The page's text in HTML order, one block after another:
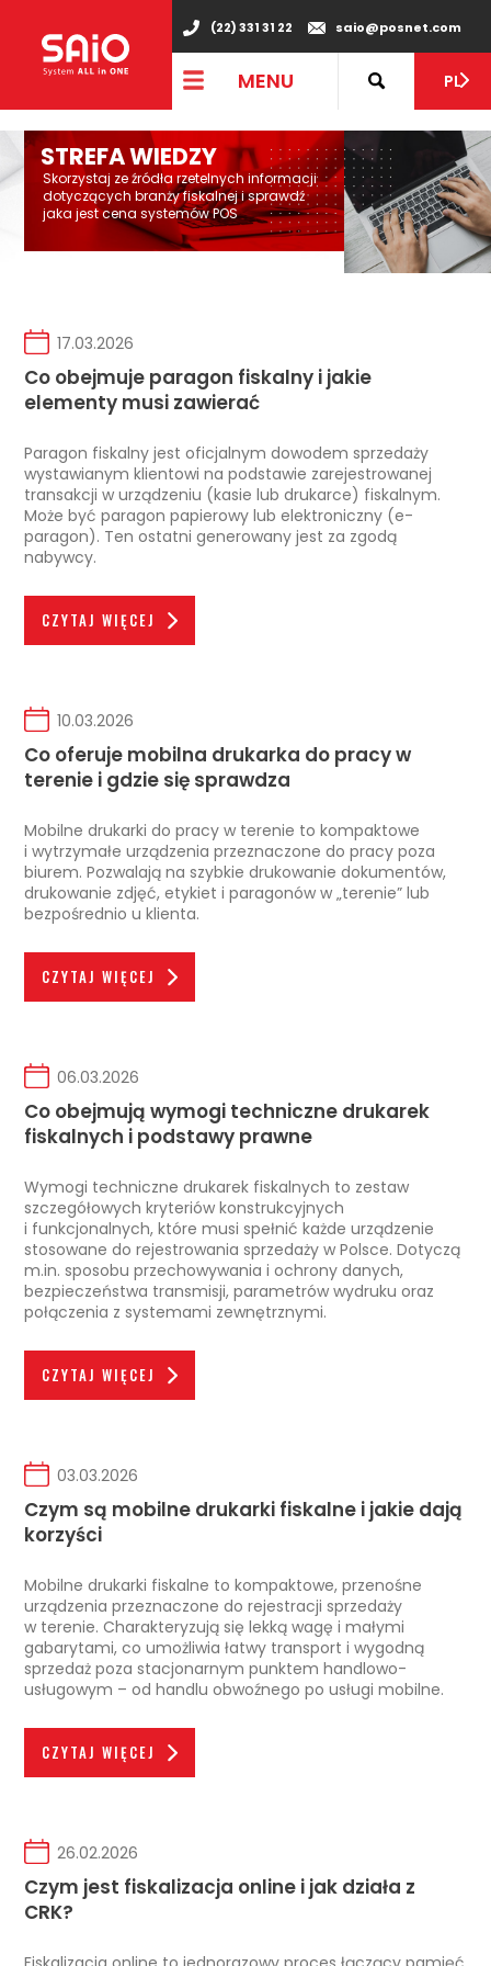
(22) 331 31 22 saio@posnet.com
MENU PL
STREFA WIEDZY
Skorzystaj ze źródła rzetelnych informacji
dotyczących branży fiskalnej i sprawdź
jaka jest cena systemów POS
17.03.2026
Co obejmuje paragon fiskalny i jakie
elementy musi zawierać
Paragon fiskalny jest oficjalnym dowodem sprzedaży
wystawianym klientowi na podstawie zarejestrowanej
transakcji w urządzeniu (kasie lub drukarce) fiskalnym.
Może być paragon papierowy lub elektroniczny (e-
paragon). Ten ostatni generowany jest za zgodą
nabywcy.
CZYTAJ WIĘCEJ
10.03.2026
Co oferuje mobilna drukarka do pracy w
terenie i gdzie się sprawdza
Mobilne drukarki do pracy w terenie to kompaktowe
i wytrzymałe urządzenia przeznaczone do pracy poza
biurem. Pozwalają na szybkie drukowanie dokumentów,
drukowanie zdjęć, etykiet i paragonów w „terenie” lub
bezpośrednio u klienta.
CZYTAJ WIĘCEJ
06.03.2026
Co obejmują wymogi techniczne drukarek
fiskalnych i podstawy prawne
Wymogi techniczne drukarek fiskalnych to zestaw
szczegółowych kryteriów konstrukcyjnych
i funkcjonalnych, które musi spełnić każde urządzenie
stosowane do rejestrowania sprzedaży w Polsce. Dotyczą
m.in. sposobu przechowywania i ochrony danych,
bezpieczeństwa transmisji, parametrów wydruku oraz
połączenia z systemami zewnętrznymi.
CZYTAJ WIĘCEJ
03.03.2026
Czym są mobilne drukarki fiskalne i jakie dają
korzyści
Mobilne drukarki fiskalne to kompaktowe, przenośne
urządzenia przeznaczone do rejestracji sprzedaży
w terenie. Charakteryzują się lekką wagę i małymi
gabarytami, co umożliwia łatwy transport i wygodną
sprzedaż poza stacjonarnym punktem handlowo-
usługowym – od handlu obwoźnego po usługi mobilne.
CZYTAJ WIĘCEJ
26.02.2026
Czym jest fiskalizacja online i jak działa z
CRK?